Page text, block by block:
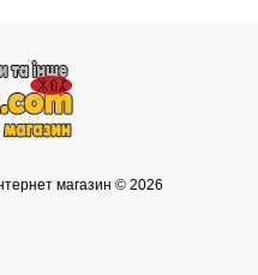
магазин © 2026